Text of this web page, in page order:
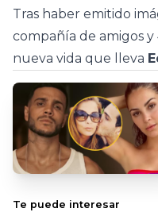
Tras haber emitido
compañía de amigos y
nueva vida que lleva
Te puede interesar